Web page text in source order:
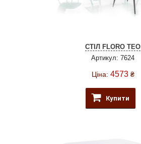
СТІЛ FLORO TEO
Артикул: 7624
Ціна: 4573 ₴
Купити